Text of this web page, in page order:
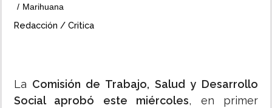
Marihuana
Redacción / Critica
La Comisión de Trabajo, Salud y Desarrollo
Social aprobó este miércoles, en primer